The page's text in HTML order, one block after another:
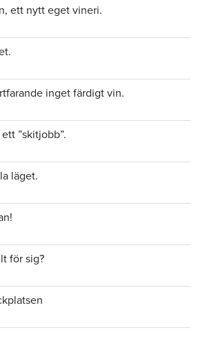
ett nytt eget vineri.
inget färdigt vin.
”skitjobb”.
läget.
för sig?